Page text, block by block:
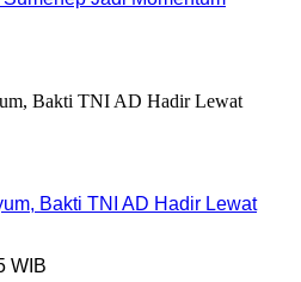
Bakti TNI AD Hadir Lewat
WIB